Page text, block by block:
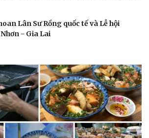
Lân Sư Rồng quốc tế và Lễ hội
- Gia Lai